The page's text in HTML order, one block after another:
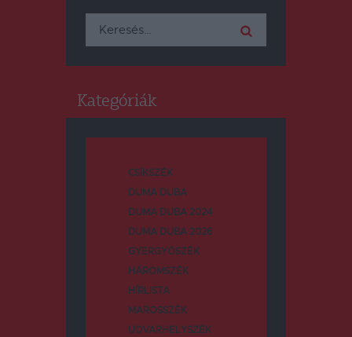
Keresés:
Kategóriák
CSÍKSZÉK
DUMA DUBA
DUMA DUBA 2024
DUMA DUBA 2026
GYERGYÓSZÉK
HÁROMSZÉK
HÍRLISTA
MAROSSZÉK
UDVARHELYSZÉK